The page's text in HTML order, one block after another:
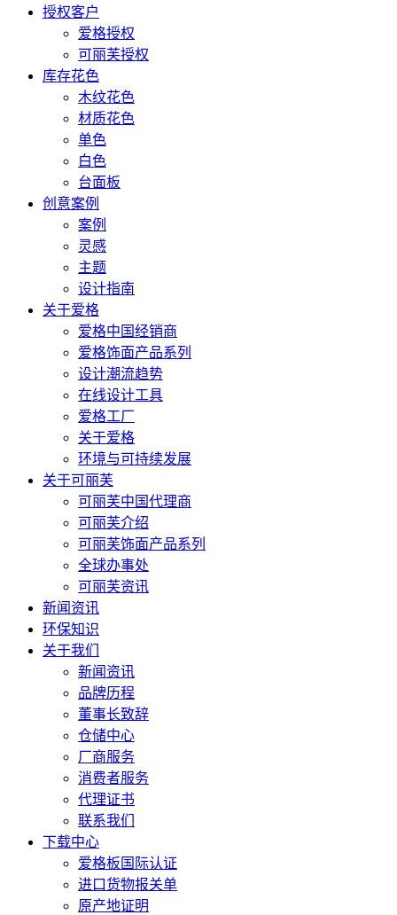
授权客户
爱格授权
可丽芙授权
库存花色
木纹花色
材质花色
单色
白色
台面板
创意案例
案例
灵感
主题
设计指南
关于爱格
爱格中国经销商
爱格饰面产品系列
设计潮流趋势
在线设计工具
爱格工厂
关于爱格
环境与可持续发展
关于可丽芙
可丽芙中国代理商
可丽芙介绍
可丽芙饰面产品系列
全球办事处
可丽芙资讯
新闻资讯
环保知识
关于我们
新闻资讯
品牌历程
董事长致辞
仓储中心
厂商服务
消费者服务
代理证书
联系我们
下载中心
爱格板国际认证
进口货物报关单
原产地证明